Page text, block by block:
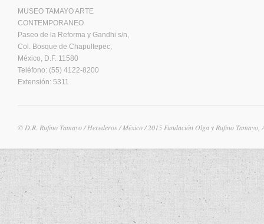
MUSEO TAMAYO ARTE
CONTEMPORANEO
Paseo de la Reforma y Gandhi s/n,
Col. Bosque de Chapultepec,
México, D.F. 11580
Teléfono: (55) 4122-8200
Extensión: 5311
© D.R. Rufino Tamayo / Herederos / México / 2015 Fundación Olga y Rufino Tamayo,